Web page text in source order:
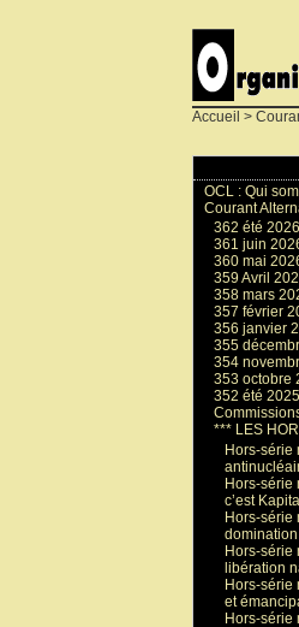
Accueil >
OCL : Qui
Courant
362 été 2026
361 juin
360 mai
359 Avril
358 mars
357 février
356 janvier
355
354
353 octobre
352 été 2025
*** LES
Hors-série
Hors-série
c’est
Hors-série
Hors-série
libération
Hors-série
et
Hors-série